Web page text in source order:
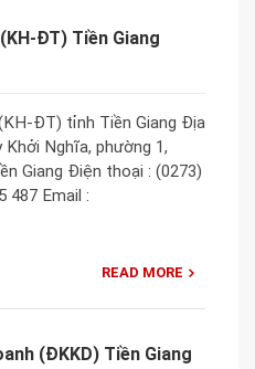
ĐT) Tiền Giang
ĐT) tỉnh Tiền Giang Địa
Nghĩa, phường 1,
Giang Điện thoại : (0273)
487 Email :
READ MORE
(ĐKKD) Tiền Giang